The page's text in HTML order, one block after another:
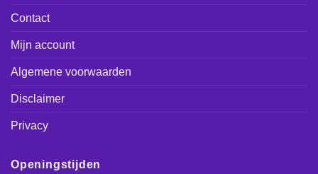
Contact
Mijn account
Algemene voorwaarden
Disclaimer
Privacy
Openingstijden